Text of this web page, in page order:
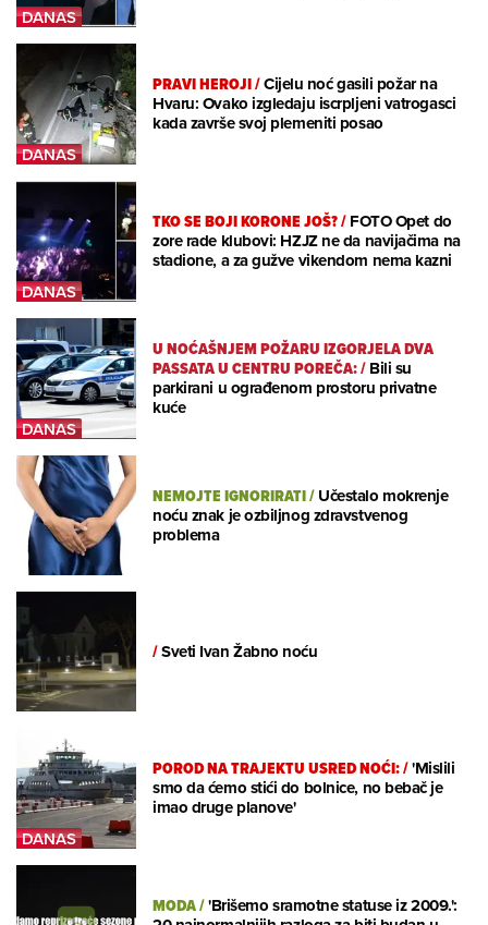
PRAVI HEROJI/Cijelu noć gasili požar na
Hvaru: Ovako izgledaju iscrpljeni vatrogasci
kada završe svoj plemeniti posao
TKO SE BOJI KORONE JOŠ?/FOTO Opet do
zore rade klubovi: HZJZ ne da navijačima na
stadione, a za gužve vikendom nema kazni
U NOĆAŠNJEM POŽARU IZGORJELA DVA
PASSATA U CENTRU POREČA:/Bili su
parkirani u ograđenom prostoru privatne
kuće
NEMOJTE IGNORIRATI/Učestalo mokrenje
noću znak je ozbiljnog zdravstvenog
problema
/Sveti Ivan Žabno noću
POROD NA TRAJEKTU USRED NOĆI:/'Mislili
smo da ćemo stići do bolnice, no bebač je
imao druge planove'
MODA/'Brišemo sramotne statuse iz 2009.':